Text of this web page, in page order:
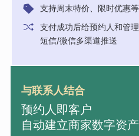
支持周末特价、限时优惠
支付成功后给预约人和管
短信/微信多渠道推送
与联系人结合
预约人即客户
自动建立商家数字资产